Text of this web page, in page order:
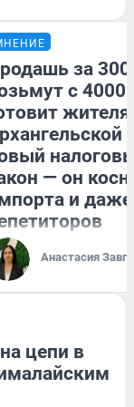
за
с
— он
и даже
Анастасия
цепи в